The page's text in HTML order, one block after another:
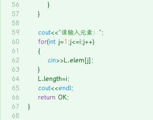
56
57
58
59
60
61
62
63
64
65
66
67
68
		}
	}
cout<<"请输入元素：" ;
for(int j= 1 ;j<=i;j++)
	{
cin>>L.elem[j];
	}
	L.length=i;
cout<<endl;
return OK;
}